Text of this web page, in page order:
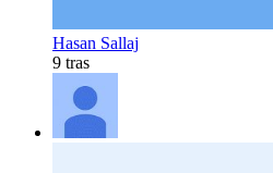
Hasan Sallaj
9 tras